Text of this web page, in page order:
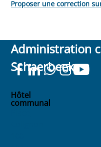
Proposer une correction
Administration
Schaerbeek
Hôtel
communal